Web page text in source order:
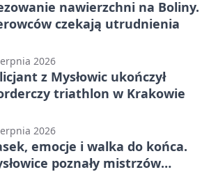
nawierzchni na Boliny.
czekają utrudnienia
2026
z Mysłowic ukończył
triathlon w Krakowie
2026
emocje i walka do końca.
poznały mistrzów